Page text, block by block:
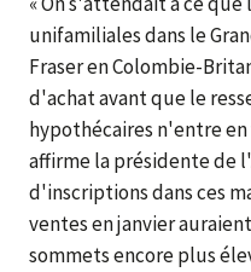
unifamiliales dans le
Fraser en Colombie-
d'achat avant que le
hypothécaires n'entre en
affirme la présidente de
d'inscriptions dans ces
ventes en janvier
sommets encore plus